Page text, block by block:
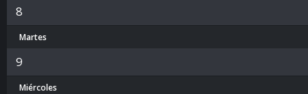
8
Martes
9
Miércoles